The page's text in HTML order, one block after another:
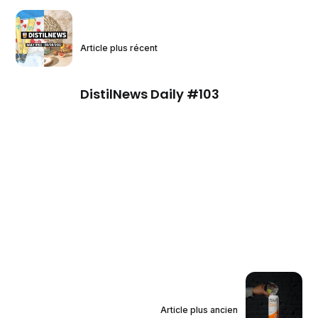
Article plus récent
DistilNews Daily #103
Article plus ancien